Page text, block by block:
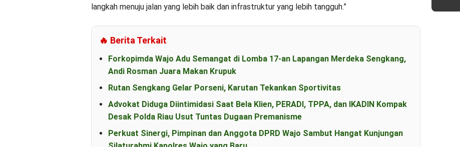
langkah menuju jalan yang lebih baik dan infrastruktur yang lebih tangguh.”
🔥 Berita Terkait
Forkopimda Wajo Adu Semangat di Lomba 17-an Lapangan Merdeka Sengkang,
Andi Rosman Juara Makan Krupuk
Rutan Sengkang Gelar Porseni, Karutan Tekankan Sportivitas
Advokat Diduga Diintimidasi Saat Bela Klien, PERADI, TPPA, dan IKADIN Kompak
Desak Polda Riau Usut Tuntas Dugaan Premanisme
Perkuat Sinergi, Pimpinan dan Anggota DPRD Wajo Sambut Hangat Kunjungan